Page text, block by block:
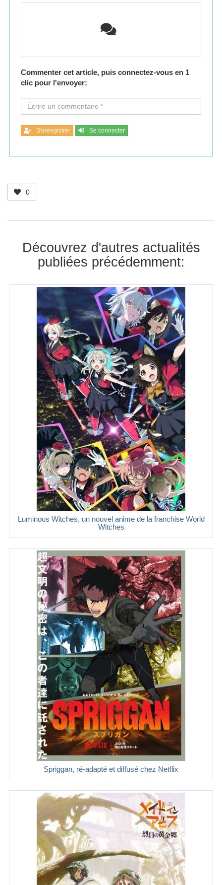
Commenter cet article, puis connectez-vous en 1
clic pour l'envoyer:
S'enregistrer Se connecter
0
Découvrez d'autres actualités
publiées précédemment:
Luminous Witches, un nouvel anime de la franchise World
Witches
Spriggan, ré-adapté et diffusé chez Netflix